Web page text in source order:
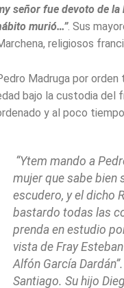
señor fue devoto de
murió…”. Sus
religiosos
Madruga por orden
bajo la custodia del
y al poco
“Ytem mando a
mujer que sabe bien
escudero, y el dicho
bastardo todas las
prenda en estudio
vista de Fray
Alfón García
Santiago. Su hijo